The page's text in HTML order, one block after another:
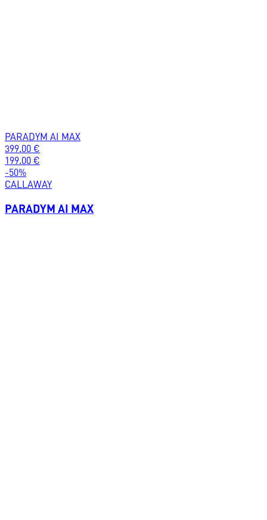
PARADYM AI MAX
399.00 €
199.00 €
-50%
CALLAWAY
PARADYM AI MAX